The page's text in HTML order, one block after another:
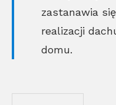
zastanawia
realizacji
domu.